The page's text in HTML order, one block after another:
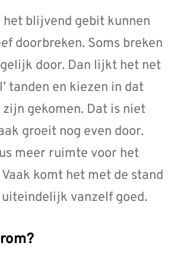
het blijvend gebit kunnen
doorbreken. Soms breken
door. Dan lijkt het net
tanden en kiezen in dat
gekomen. Dat is niet
groeit nog even door.
meer ruimte voor het
komt het met de stand
vanzelf goed.